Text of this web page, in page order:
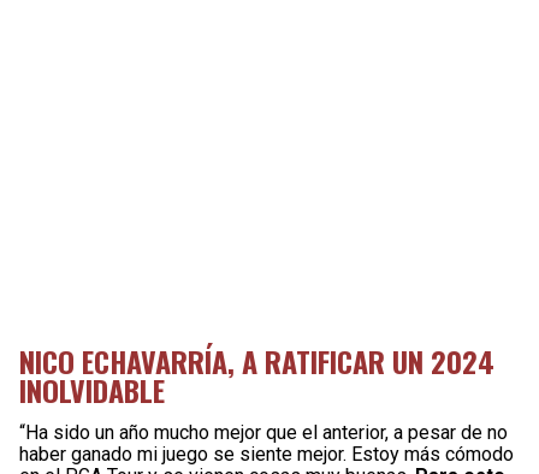
NICO ECHAVARRÍA, A RATIFICAR UN 2024
INOLVIDABLE
“Ha sido un año mucho mejor que el anterior, a pesar de no
haber ganado mi juego se siente mejor. Estoy más cómodo